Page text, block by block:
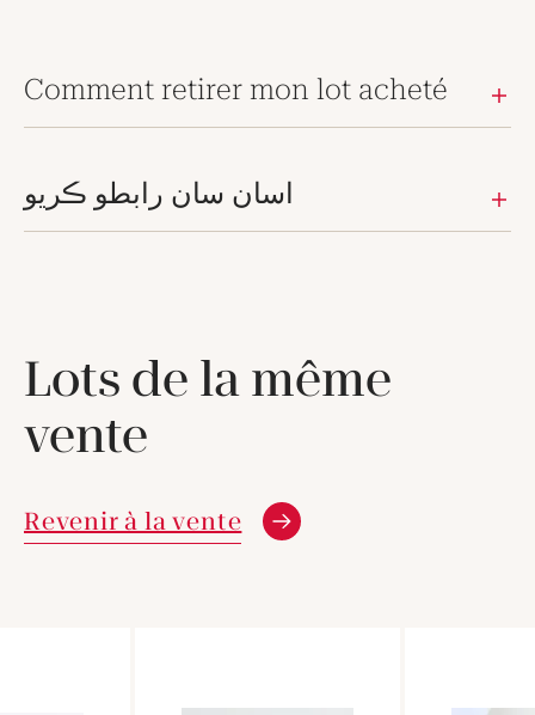
Comment retirer mon lot acheté
اسان سان رابطو ڪريو
Lots de la même
vente
Revenir à la vente